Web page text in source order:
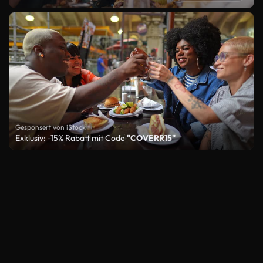
Gesponsert von iStock
Exklusiv: -15% Rabatt mit Code"COVERR15"